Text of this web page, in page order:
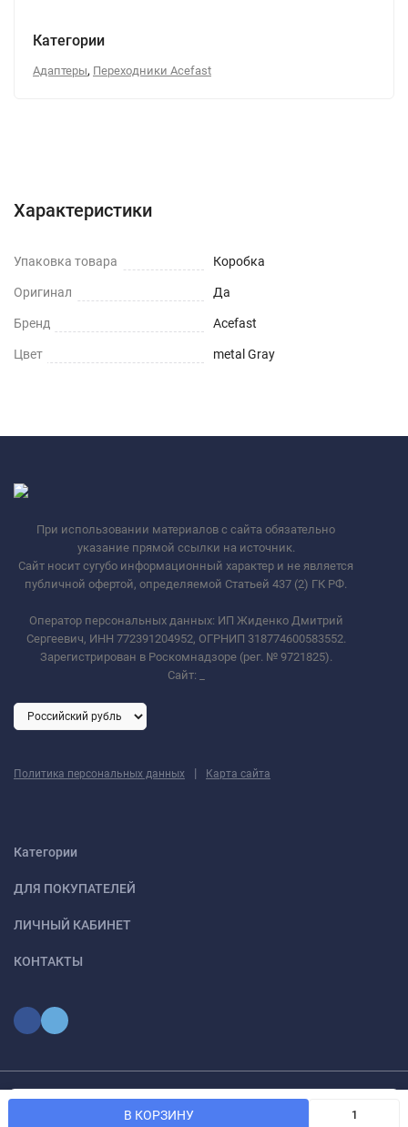
В КОРЗИНУ
Категории
Адаптеры, Переходники Acefast
Характеристики
Упаковка товара Коробка
Оригинал Да
Бренд Acefast
Цвет metal Gray
При использовании материалов с сайта обязательно
указание прямой ссылки на источник.
Сайт носит сугубо информационный характер и не является
публичной офертой, определяемой Статьей 437 (2) ГК РФ.
Оператор персональных данных: ИП Жиденко Дмитрий
Сергеевич, ИНН 772391204952, ОГРНИП 318774600583552.
Зарегистрирован в Роскомнадзоре (рег. № 9721825).
Сайт:
Политика персональных данных | Карта сайта
Категории
ДЛЯ ПОКУПАТЕЛЕЙ
ЛИЧНЫЙ КАБИНЕТ
КОНТАКТЫ